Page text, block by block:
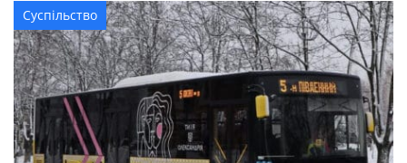
графіком можна нижче.
Суспільство